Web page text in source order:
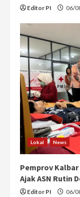
Editor PI 06/
Lokal News
Pemprov
Ajak ASN Rutin
Editor PI 06/